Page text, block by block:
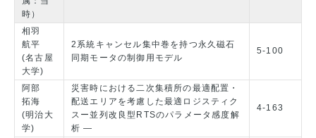
時）
相羽
航平
(名古屋
大学)
2系統キャンセル集中巻を持つ永久磁石
同期モータの制御用モデル
5-100
阿部
拓海
(明治大
学)
災害時における二次集積所の最適配置・
配送エリアを考慮した最適ロジスティク
スー並列改良型RTSのパラメータ感度解
析 ―
4-163